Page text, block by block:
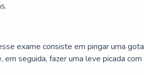
exame consiste em pingar uma gota
seguida, fazer uma leve picada com